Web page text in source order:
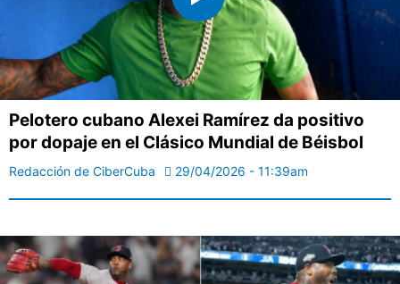
Pelotero cubano Alexei Ramírez da positivo
por dopaje en el Clásico Mundial de Béisbol
Redacción de CiberCuba 29/04/2026 - 11:39am